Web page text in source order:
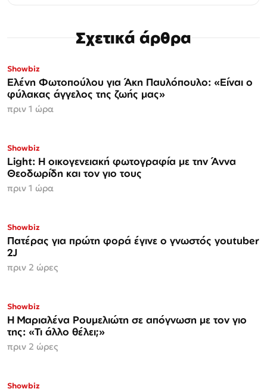
Σχετικά άρθρα
Showbiz
Ελένη Φωτοπούλου για Άκη Παυλόπουλο: «Είναι ο
φύλακας άγγελος της ζωής μας»
πριν 1 ώρα
Showbiz
Light: Η οικογενειακή φωτογραφία με την Άννα
Θεοδωρίδη και τον γιο τους
πριν 1 ώρα
Showbiz
Πατέρας για πρώτη φορά έγινε ο γνωστός youtuber
2J
πριν 2 ώρες
Showbiz
H Μαριαλένα Ρουμελιώτη σε απόγνωση με τον γιο
της: «Τι άλλο θέλει;»
πριν 2 ώρες
Showbiz